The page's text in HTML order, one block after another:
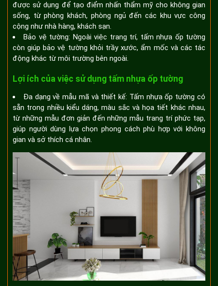
được sử dụng để tạo điểm nhấn thẩm mỹ cho không gian
sống, từ phòng khách, phòng ngủ đến các khu vực công
cộng như nhà hàng, khách sạn.
Bảo vệ tường: Ngoài việc trang trí, tấm nhựa ốp tường
còn giúp bảo vệ tường khỏi trầy xước, ẩm mốc và các tác
động khác từ môi trường bên ngoài.
Lợi ích của việc sử dụng tấm nhựa ốp tường
Đa dạng về mẫu mã và thiết kế: Tấm nhựa ốp tường có
sẵn trong nhiều kiểu dáng, màu sắc và họa tiết khác nhau,
từ những mẫu đơn giản đến những mẫu trang trí phức tạp,
giúp người dùng lựa chọn phong cách phù hợp với không
gian và sở thích cá nhân.